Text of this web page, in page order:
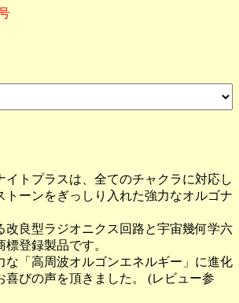
イトプラスは、全てのチャクラに対応し
トーンをぎっしり入れた強力なオルゴナ
改良型ラジオニクス回路と宇宙幾何学六
登録製品です。
な「高周波オルゴンエネルギー」に進化
喜びの声を頂きました。 (レビュー参